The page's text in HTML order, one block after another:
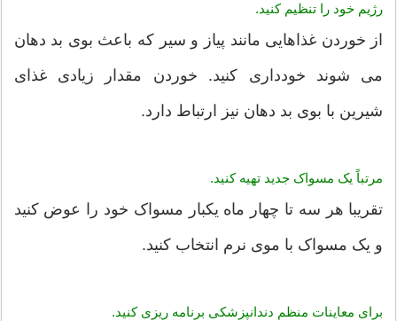
رژیم خود را تنظیم کنید.
از خوردن غذاهایی مانند پیاز و سیر که باعث بوی بد دهان
می شوند خودداری کنید. خوردن مقدار زیادی غذای
شیرین با بوی بد دهان نیز ارتباط دارد.
مرتباً یک مسواک جدید تهیه کنید.
تقریبا هر سه تا چهار ماه یکبار مسواک خود را عوض کنید
و یک مسواک با موی نرم انتخاب کنید.
برای معاینات منظم دندانپزشکی برنامه ریزی کنید.